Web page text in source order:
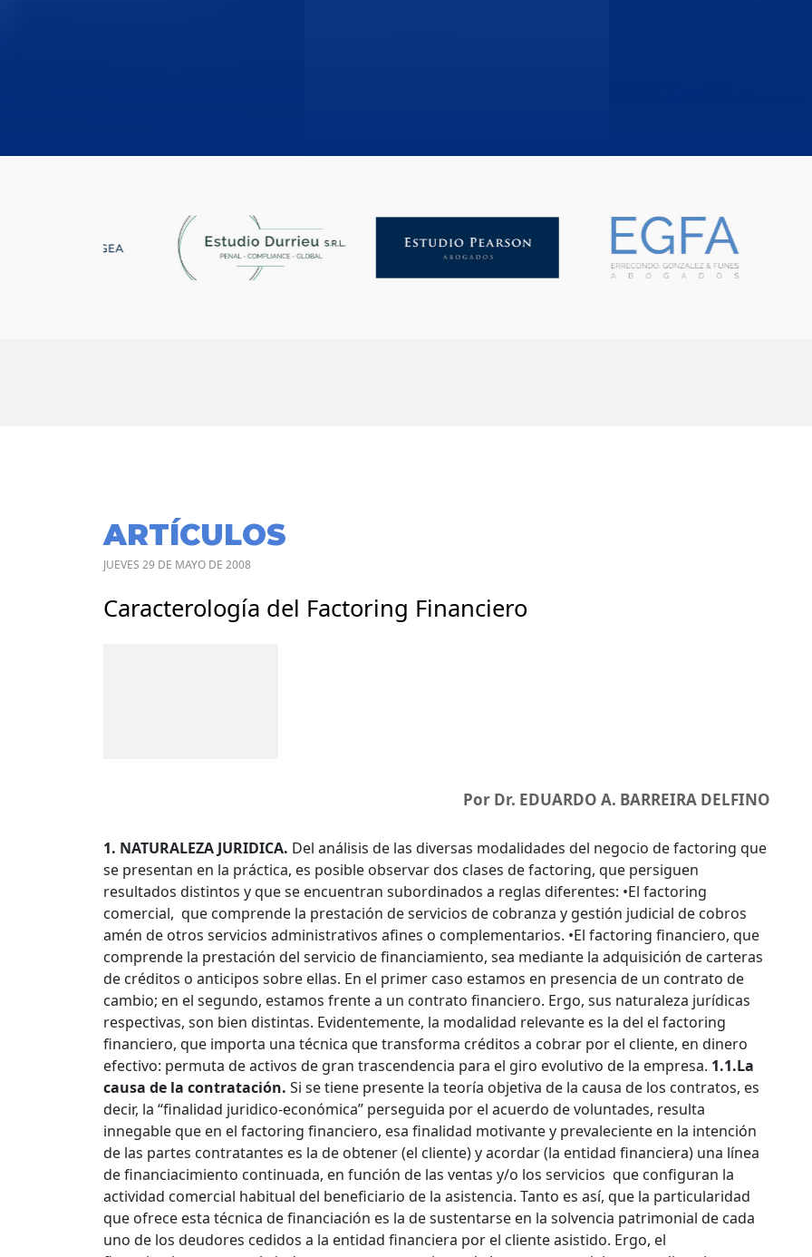
ARTÍCULOS
JUEVES 29 DE MAYO DE 2008
Caracterología del Factoring Financiero
Por Dr. EDUARDO A. BARREIRA DELFINO
1. NATURALEZA JURIDICA. Del análisis de las diversas modalidades del negocio de factoring que
se presentan en la práctica, es posible observar dos clases de factoring, que persiguen
resultados distintos y que se encuentran subordinados a reglas diferentes: •El factoring
comercial, que comprende la prestación de servicios de cobranza y gestión judicial de cobros
amén de otros servicios administrativos afines o complementarios. •El factoring financiero, que
comprende la prestación del servicio de financiamiento, sea mediante la adquisición de carteras
de créditos o anticipos sobre ellas. En el primer caso estamos en presencia de un contrato de
cambio; en el segundo, estamos frente a un contrato financiero. Ergo, sus naturaleza jurídicas
respectivas, son bien distintas. Evidentemente, la modalidad relevante es la del el factoring
financiero, que importa una técnica que transforma créditos a cobrar por el cliente, en dinero
efectivo: permuta de activos de gran trascendencia para el giro evolutivo de la empresa. 1.1.La
causa de la contratación. Si se tiene presente la teoría objetiva de la causa de los contratos, es
decir, la “finalidad juridico-económica” perseguida por el acuerdo de voluntades, resulta
innegable que en el factoring financiero, esa finalidad motivante y prevaleciente en la intención
de las partes contratantes es la de obtener (el cliente) y acordar (la entidad financiera) una línea
de financiacimiento continuada, en función de las ventas y/o los servicios que configuran la
actividad comercial habitual del beneficiario de la asistencia. Tanto es así, que la particularidad
que ofrece esta técnica de financiación es la de sustentarse en la solvencia patrimonial de cada
uno de los deudores cedidos a la entidad financiera por el cliente asistido. Ergo, el